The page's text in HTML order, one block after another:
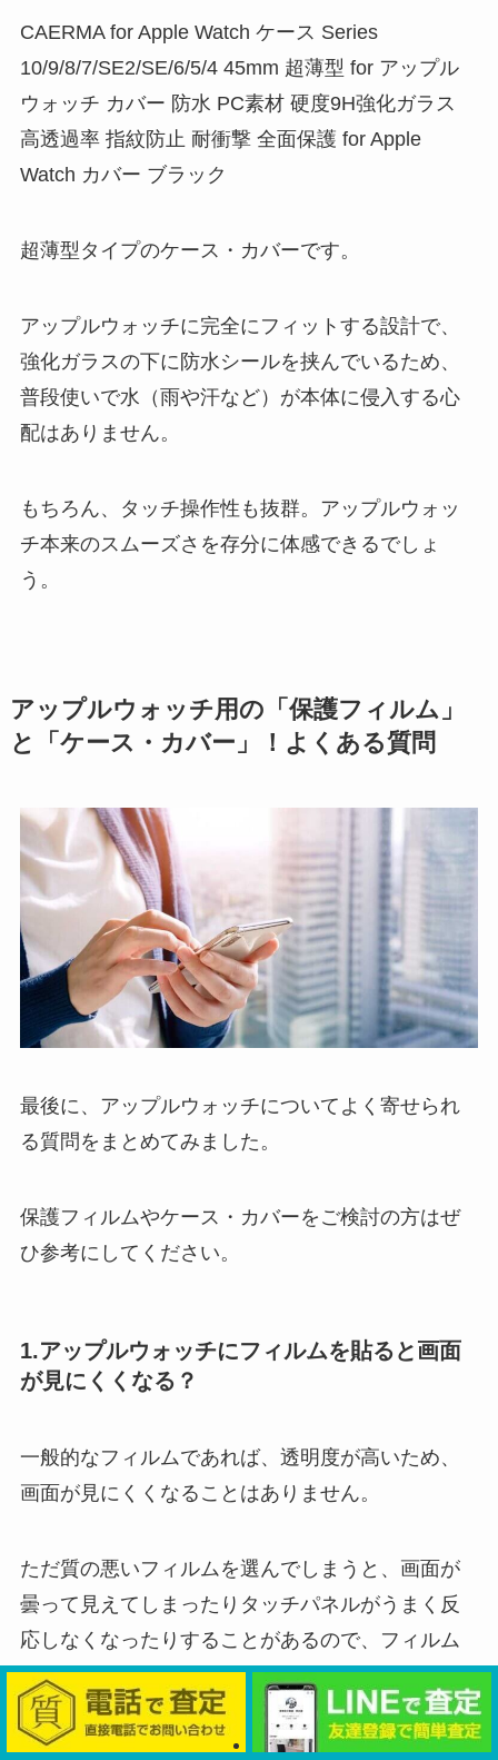
CAERMA for Apple Watch ケース Series
10/9/8/7/SE2/SE/6/5/4 45mm 超薄型 for アップル
ウォッチ カバー 防水 PC素材 硬度9H強化ガラス
高透過率 指紋防止 耐衝撃 全面保護 for Apple
Watch カバー ブラック
超薄型タイプのケース・カバーです。
アップルウォッチに完全にフィットする設計で、
強化ガラスの下に防水シールを挟んでいるため、
普段使いで水（雨や汗など）が本体に侵入する心
配はありません。
もちろん、タッチ操作性も抜群。アップルウォッ
チ本来のスムーズさを存分に体感できるでしょ
う。
アップルウォッチ用の「保護フィルム」
と「ケース・カバー」！よくある質問
最後に、アップルウォッチについてよく寄せられ
る質問をまとめてみました。
保護フィルムやケース・カバーをご検討の方はぜ
ひ参考にしてください。
1.アップルウォッチにフィルムを貼ると画面
が見にくくなる？
一般的なフィルムであれば、透明度が高いため、
画面が見にくくなることはありません。
ただ質の悪いフィルムを選んでしまうと、画面が
曇って見えてしまったりタッチパネルがうまく反
応しなくなったりすることがあるので、フィルム
選びは慎重におこないましょう。